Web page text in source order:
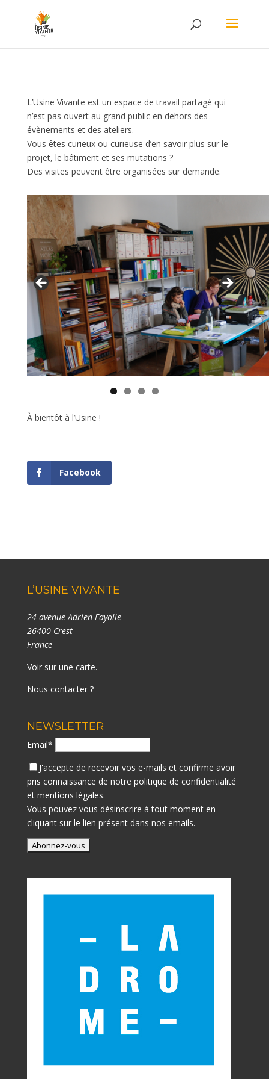
L’Usine Vivante est un espace de travail partagé qui
n’est pas ouvert au grand public en dehors des
évènements et des ateliers.
Vous êtes curieux ou curieuse d’en savoir plus sur le
projet, le bâtiment et ses mutations ?
Des visites peuvent être organisées sur demande.
À bientôt à l’Usine !
Facebook
L’USINE VIVANTE
24 avenue Adrien Fayolle
26400 Crest
France
Voir sur une carte.
Nous contacter ?
NEWSLETTER
Email*
J'accepte de recevoir vos e-mails et confirme avoir
pris connaissance de notre politique de confidentialité
et mentions légales.
Vous pouvez vous désinscrire à tout moment en
cliquant sur le lien présent dans nos emails.